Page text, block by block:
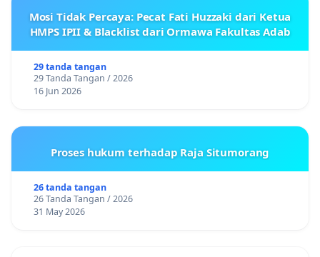
Mosi Tidak Percaya: Pecat Fati Huzzaki dari Ketua
HMPS IPII & Blacklist dari Ormawa Fakultas Adab
29 tanda tangan
29 Tanda Tangan / 2026
16 Jun 2026
Proses hukum terhadap Raja Situmorang
26 tanda tangan
26 Tanda Tangan / 2026
31 May 2026